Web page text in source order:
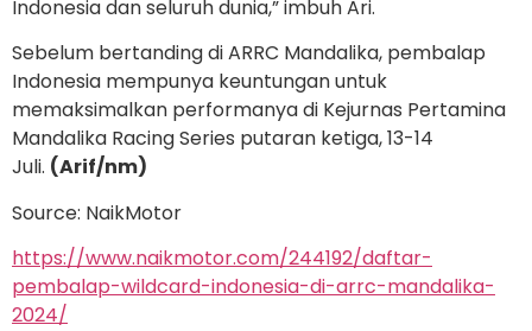
Indonesia dan seluruh dunia,” imbuh Ari.
Sebelum bertanding di ARRC Mandalika, pembalap
Indonesia mempunya keuntungan untuk
memaksimalkan performanya di Kejurnas Pertamina
Mandalika Racing Series putaran ketiga, 13-14
Juli. (Arif/nm)
Source: NaikMotor
https://www.naikmotor.com/244192/daftar-
pembalap-wildcard-indonesia-di-arrc-mandalika-
2024/